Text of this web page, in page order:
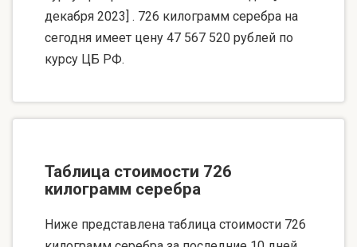
декабря 2023] . 726 килограмм серебра на
сегодня имеет цену 47 567 520 рублей по
курсу ЦБ РФ.
Таблица стоимости 726
килограмм серебра
Ниже представлена таблица стоимости 726